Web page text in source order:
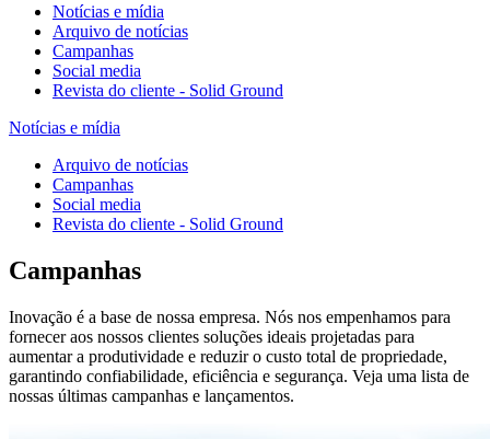
Notícias e mídia
Arquivo de notícias
Campanhas
Social media
Revista do cliente - Solid Ground
Notícias e mídia
Arquivo de notícias
Campanhas
Social media
Revista do cliente - Solid Ground
Campanhas
Inovação é a base de nossa empresa. Nós nos empenhamos para
fornecer aos nossos clientes soluções ideais projetadas para
aumentar a produtividade e reduzir o custo total de propriedade,
garantindo confiabilidade, eficiência e segurança. Veja uma lista de
nossas últimas campanhas e lançamentos.